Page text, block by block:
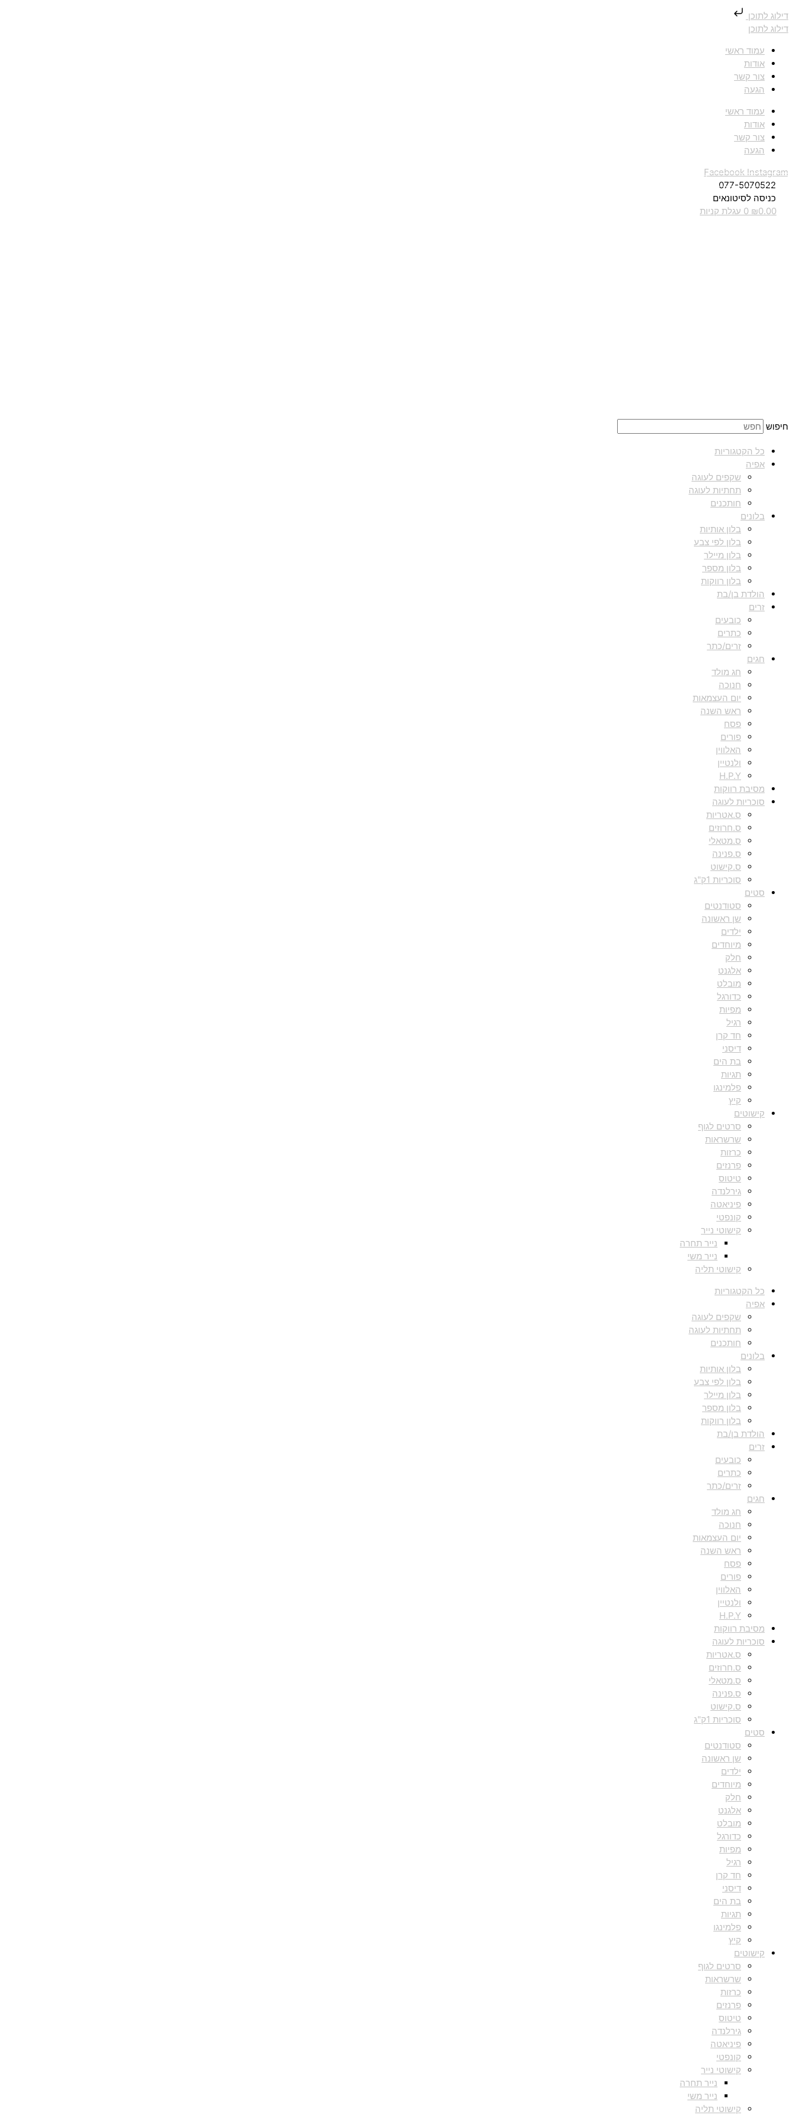
דילוג לתוכן
דילוג לתוכן
עמוד ראשי
אודות
צור קשר
הגעה
עמוד ראשי
אודות
צור קשר
הגעה
Facebook Instagram
077-5070522
כניסה לסיטונאים
₪0.00
0 עגלת קניות
חיפוש
כל הקטגוריות
אפיה
שקפים לעוגה
תחתיות לעוגה
חותכנים
בלונים
בלון אותיות
בלון לפי צבע
בלון מיילר
בלון מספר
בלון רווקות
הולדת בן/בת
זרים
כובעים
כתרים
זרים/כתר
חגים
חג מולד
חנוכה
יום העצמאות
ראש השנה
פסח
פורים
האלווין
ולנטיין
H.P.Y
מסיבת רווקות
סוכריות לעוגה
ס.אטריות
ס.חרוזים
ס.מטאלי
ס.פנינה
ס.קישוט
סוכריות 1ק"ג
סטים
סטודנטים
שן ראשונה
ילדים
מיוחדים
חלק
אלגנט
מובלט
כדורגל
מפיות
רגיל
חד קרן
דיסני
בת הים
תגיות
פלמינגו
קיץ
קישוטים
סרטים לגוף
שרשראות
כרזות
פרנזים
טיטוס
גירלנדה
פיניאטה
קונפטי
קישוטי נייר
נייר תחרה
נייר משי
קישוטי תליה
כל הקטגוריות
אפיה
שקפים לעוגה
תחתיות לעוגה
חותכנים
בלונים
בלון אותיות
בלון לפי צבע
בלון מיילר
בלון מספר
בלון רווקות
הולדת בן/בת
זרים
כובעים
כתרים
זרים/כתר
חגים
חג מולד
חנוכה
יום העצמאות
ראש השנה
פסח
פורים
האלווין
ולנטיין
H.P.Y
מסיבת רווקות
סוכריות לעוגה
ס.אטריות
ס.חרוזים
ס.מטאלי
ס.פנינה
ס.קישוט
סוכריות 1ק"ג
סטים
סטודנטים
שן ראשונה
ילדים
מיוחדים
חלק
אלגנט
מובלט
כדורגל
מפיות
רגיל
חד קרן
דיסני
בת הים
תגיות
פלמינגו
קיץ
קישוטים
סרטים לגוף
שרשראות
כרזות
פרנזים
טיטוס
גירלנדה
פיניאטה
קונפטי
קישוטי נייר
נייר תחרה
נייר משי
קישוטי תליה